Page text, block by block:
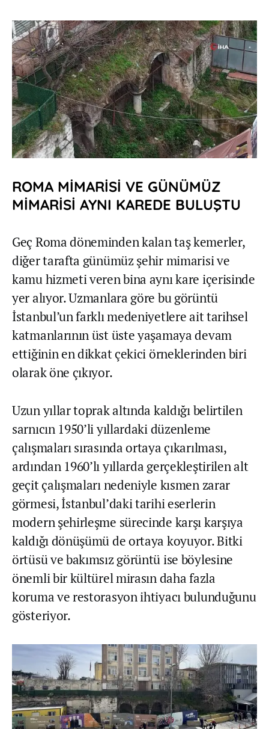
ROMA MİMARİSİ VE GÜNÜMÜZ
MİMARİSİ AYNI KAREDE BULUŞTU
Geç Roma döneminden kalan taş kemerler,
diğer tarafta günümüz şehir mimarisi ve
kamu hizmeti veren bina aynı kare içerisinde
yer alıyor. Uzmanlara göre bu görüntü
İstanbul’un farklı medeniyetlere ait tarihsel
katmanlarının üst üste yaşamaya devam
ettiğinin en dikkat çekici örneklerinden biri
olarak öne çıkıyor.
Uzun yıllar toprak altında kaldığı belirtilen
sarnıcın 1950’li yıllardaki düzenleme
çalışmaları sırasında ortaya çıkarılması,
ardından 1960’lı yıllarda gerçekleştirilen alt
geçit çalışmaları nedeniyle kısmen zarar
görmesi, İstanbul’daki tarihi eserlerin
modern şehirleşme sürecinde karşı karşıya
kaldığı dönüşümü de ortaya koyuyor. Bitki
örtüsü ve bakımsız görüntü ise böylesine
önemli bir kültürel mirasın daha fazla
koruma ve restorasyon ihtiyacı bulunduğunu
gösteriyor.